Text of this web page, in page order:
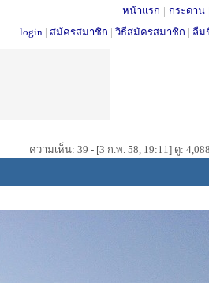
หน้าแรก | กระดาน
login | สมัครสมาชิก | วิธีสมัครสมาชิก | ลืม
ความเห็น: 39 - [3 ก.พ. 58, 19:11] ดู: